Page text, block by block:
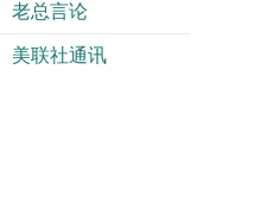
老总言论
美联社通讯